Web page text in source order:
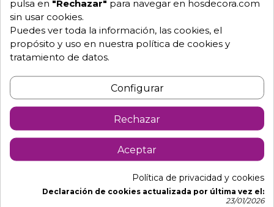
Descripción Detalles de producto
Lavamanos electrónico con
dosificador de jabón y toallitas.
Frontal con papelera compuesta por trampilla
basculante y soporte para colocar una bolsa de
pulsa en "Rechazar" para navegar en hosdecora.com
sin usar cookies.
Puedes ver toda la información, las cookies, el
propósito y uso en nuestra política de cookies y
tratamiento de datos.
Configurar
Rechazar
Aceptar
Política de privacidad y cookies
Declaración de cookies actualizada por última vez el:
23/01/2026